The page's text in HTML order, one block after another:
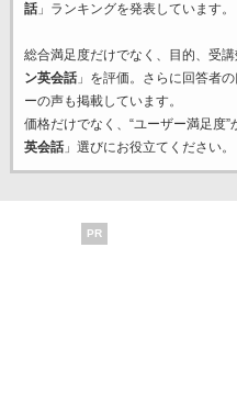
話」ランキングを発表しています。
総合満足度だけでなく、目的、受
ン英会話」を評価。さらに回答者
ーの声も掲載しています。
価格だけでなく、“ユーザー満足度”
英会話」選びにお役立てください。
PR